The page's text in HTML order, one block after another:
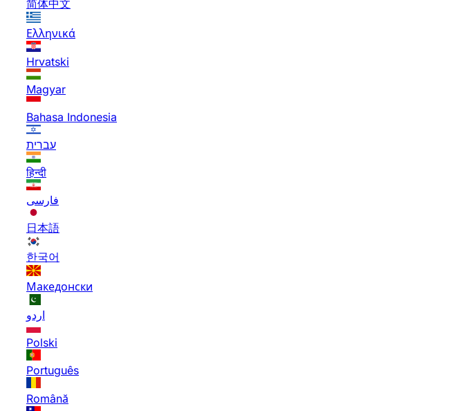
简体中文
Ελληνικά
Hrvatski
Magyar
Bahasa Indonesia
עברית
हिन्दी
فارسی
日本語
한국어
Македонски
اردو
Polski
Português
Română